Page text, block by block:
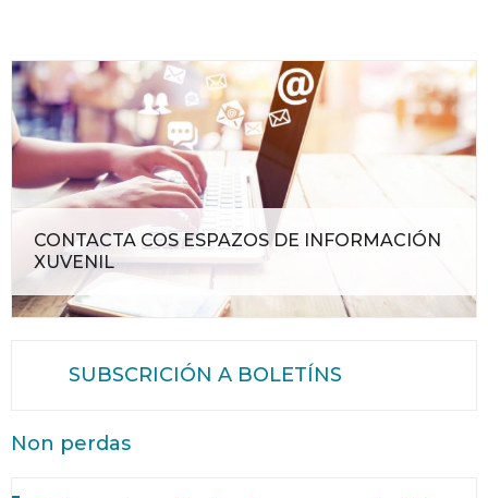
CONTACTA COS ESPAZOS DE INFORMACIÓN
XUVENIL
SUBSCRICIÓN A BOLETÍNS
Non perdas